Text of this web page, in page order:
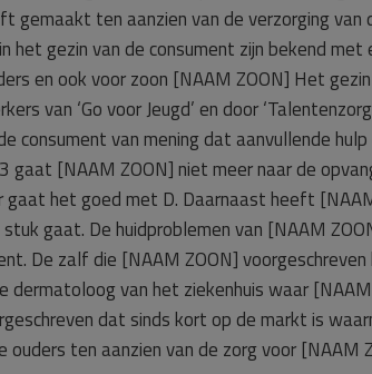
gemaakt ten aanzien van de verzorging van
het gezin van de consument zijn bekend
en ook voor zoon [NAAM ZOON] Het
van ‘Go voor Jeugd’ en door
consument van mening dat aanvullende
gaat [NAAM ZOON] niet meer naar de
gaat het goed met D. Daarnaast heeft
gaat. De huidproblemen van [NAAM
De zalf die [NAAM ZOON]
dermatoloog van het ziekenhuis waar
dat sinds kort op de markt is
ten aanzien van de zorg voor [NAAM